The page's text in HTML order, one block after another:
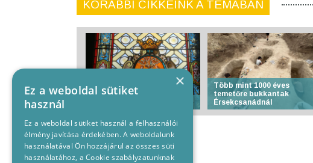
KORÁBBI CIKKEINK A TÉMÁBAN
Több mint 1000 éves
temetőre bukkantak
Érsekcsanádnál
×
Ez a weboldal sütiket
használ
Ez a weboldal sütiket használ a felhasználói
élmény javítása érdekében. A weboldalunk
használatával Ön hozzájárul az összes süti
használatához, a Cookie szabályzatunknak